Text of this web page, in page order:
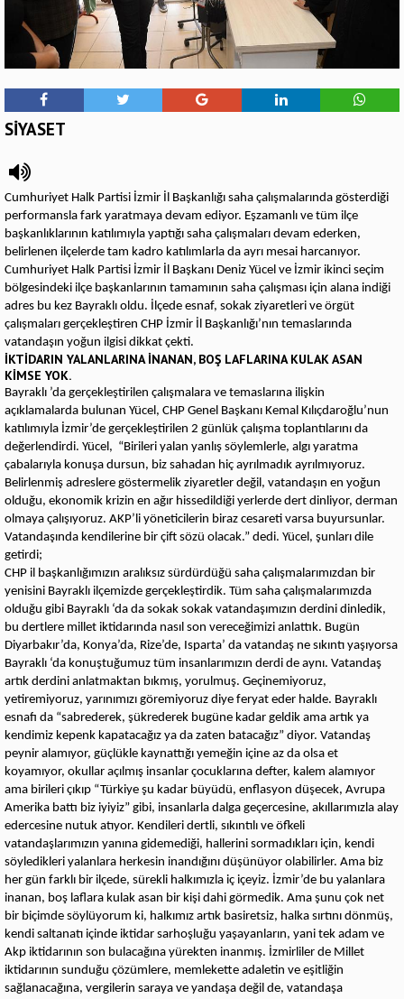
SİYASET
Cumhuriyet Halk Partisi İzmir İl Başkanlığı saha çalışmalarında gösterdiği
performansla fark yaratmaya devam ediyor. Eşzamanlı ve tüm ilçe
başkanlıklarının katılımıyla yaptığı saha çalışmaları devam ederken,
belirlenen ilçelerde tam kadro katılımlarla da ayrı mesai harcanıyor.
Cumhuriyet Halk Partisi İzmir İl Başkanı Deniz Yücel ve İzmir ikinci seçim
bölgesindeki ilçe başkanlarının tamamının saha çalışması için alana indiği
adres bu kez Bayraklı oldu. İlçede esnaf, sokak ziyaretleri ve örgüt
çalışmaları gerçekleştiren CHP İzmir İl Başkanlığı’nın temaslarında
vatandaşın yoğun ilgisi dikkat çekti.
İKTİDARIN YALANLARINA İNANAN, BOŞ LAFLARINA KULAK ASAN
KİMSE YOK.
Bayraklı ’da gerçekleştirilen çalışmalara ve temaslarına ilişkin
açıklamalarda bulunan Yücel, CHP Genel Başkanı Kemal Kılıçdaroğlu’nun
katılımıyla İzmir’de gerçekleştirilen 2 günlük çalışma toplantılarını da
değerlendirdi. Yücel, “Birileri yalan yanlış söylemlerle, algı yaratma
çabalarıyla konuşa dursun, biz sahadan hiç ayrılmadık ayrılmıyoruz.
Belirlenmiş adreslere göstermelik ziyaretler değil, vatandaşın en yoğun
olduğu, ekonomik krizin en ağır hissedildiği yerlerde dert dinliyor, derman
olmaya çalışıyoruz. AKP’li yöneticilerin biraz cesareti varsa buyursunlar.
Vatandaşında kendilerine bir çift sözü olacak.” dedi. Yücel, şunları dile
getirdi;
CHP il başkanlığımızın aralıksız sürdürdüğü saha çalışmalarımızdan bir
yenisini Bayraklı ilçemizde gerçekleştirdik. Tüm saha çalışmalarımızda
olduğu gibi Bayraklı ‘da da sokak sokak vatandaşımızın derdini dinledik,
bu dertlere millet iktidarında nasıl son vereceğimizi anlattık. Bugün
Diyarbakır’da, Konya’da, Rize’de, Isparta’ da vatandaş ne sıkıntı yaşıyorsa
Bayraklı ‘da konuştuğumuz tüm insanlarımızın derdi de aynı. Vatandaş
artık derdini anlatmaktan bıkmış, yorulmuş. Geçinemiyoruz,
yetiremiyoruz, yarınımızı göremiyoruz diye feryat eder halde. Bayraklı
esnafı da “sabrederek, şükrederek bugüne kadar geldik ama artık ya
kendimiz kepenk kapatacağız ya da zaten batacağız” diyor. Vatandaş
peynir alamıyor, güçlükle kaynattığı yemeğin içine az da olsa et
koyamıyor, okullar açılmış insanlar çocuklarına defter, kalem alamıyor
ama birileri çıkıp “Türkiye şu kadar büyüdü, enflasyon düşecek, Avrupa
Amerika battı biz iyiyiz” gibi, insanlarla dalga geçercesine, akıllarımızla alay
edercesine nutuk atıyor. Kendileri dertli, sıkıntılı ve öfkeli
vatandaşlarımızın yanına gidemediği, hallerini sormadıkları için, kendi
söyledikleri yalanlara herkesin inandığını düşünüyor olabilirler. Ama biz
her gün farklı bir ilçede, sürekli halkımızla iç içeyiz. İzmir’de bu yalanlara
inanan, boş laflara kulak asan bir kişi dahi görmedik. Ama şunu çok net
bir biçimde söylüyorum ki, halkımız artık basiretsiz, halka sırtını dönmüş,
kendi saltanatı içinde iktidar sarhoşluğu yaşayanların, yani tek adam ve
Akp iktidarının son bulacağına yürekten inanmış. İzmirliler de Millet
iktidarının sunduğu çözümlere, memlekette adaletin ve eşitliğin
sağlanacağına, vergilerin saraya ve yandaşa değil de, vatandaşa